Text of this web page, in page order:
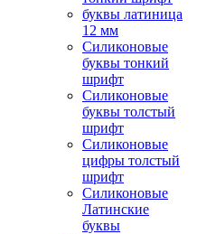
буквы латиница
12 мм
Силиконовые
буквы тонкий
шрифт
Силиконовые
буквы толстый
шрифт
Силиконовые
цифры толстый
шрифт
Силиконовые
Латинские
буквы